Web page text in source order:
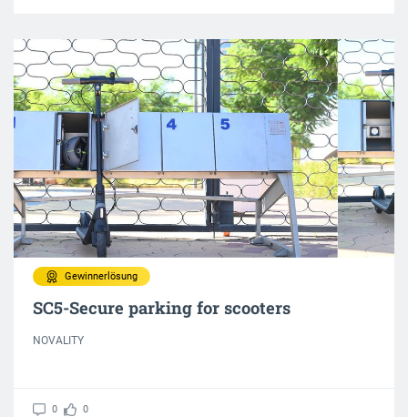
Gewinnerlösung
SC5-Secure parking for scooters
NOVALITY
0 0